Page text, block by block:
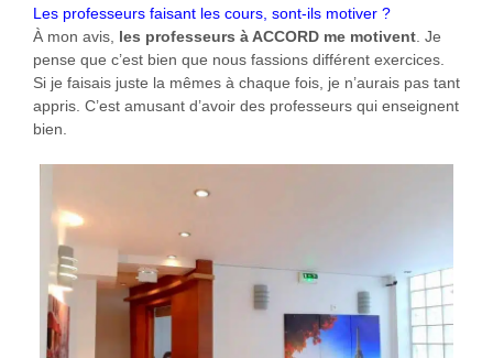
Les professeurs faisant les cours, sont-ils motiver ?
À mon avis, les professeurs à ACCORD me motivent . Je
pense que c’est bien que nous fassions différent exercices.
Si je faisais juste la mêmes à chaque fois, je n’aurais pas tant
appris. C’est amusant d’avoir des professeurs qui enseignent
bien.